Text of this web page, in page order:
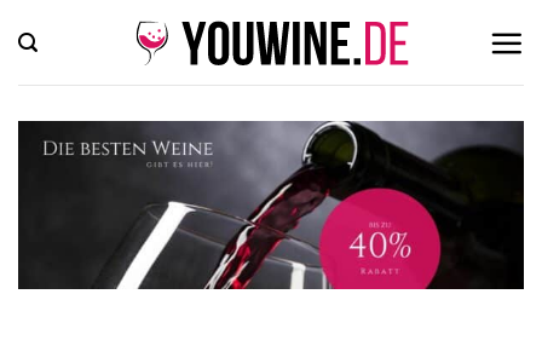
Inhalt
springen